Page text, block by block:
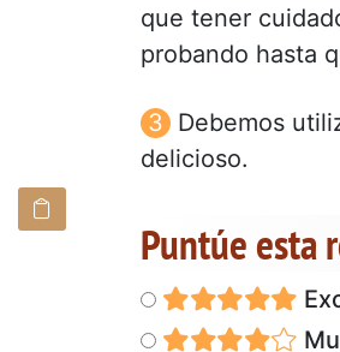
que tener
probando hasta
Debemos
delicioso.
Puntúe esta